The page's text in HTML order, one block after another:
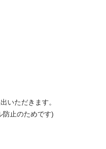
いただきます。
防止のためです)